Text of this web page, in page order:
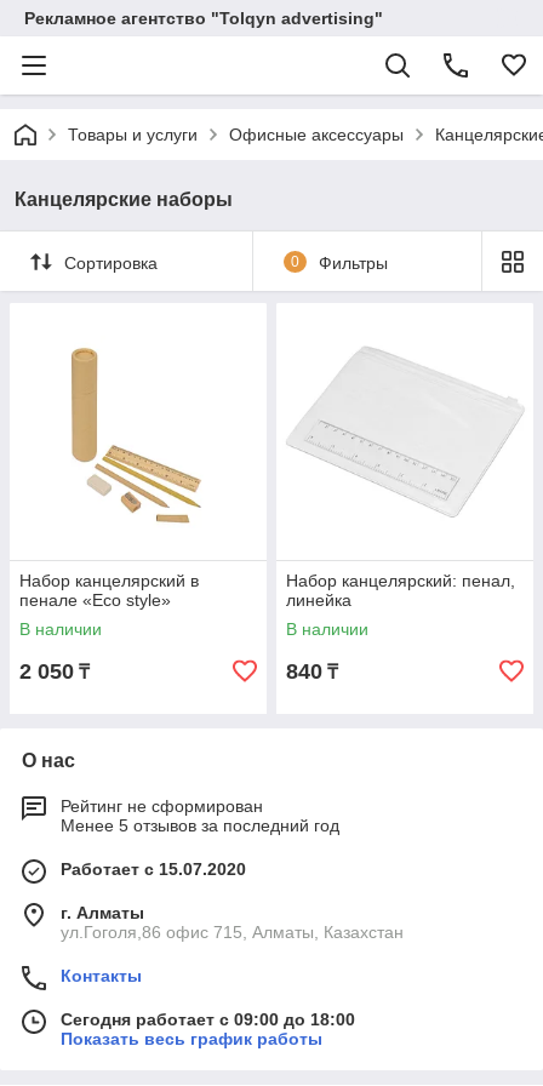
Рекламное агентство "Tolqyn advertising"
Товары и услуги Офисные аксессуары
Канцелярские наборы
Сортировка 0 Фильтры
Набор канцелярский в
пенале «Eco style»
В наличии
2 050 ₸
Набор канцелярский: пенал,
линейка
В наличии
840 ₸
О нас
Рейтинг не сформирован
Менее 5 отзывов за последний год
Работает с 15.07.2020
г. Алматы
ул.Гоголя,86 офис 715, Алматы, Казахстан
Контакты
Сегодня работает с 09:00 до 18:00
Показать весь график работы